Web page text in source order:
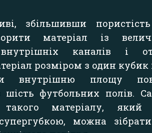
збільшивши
матеріал із
каналів і
розміром з один
внутрішню площу
шість футбольних полів.
такого матеріалу, який
можна